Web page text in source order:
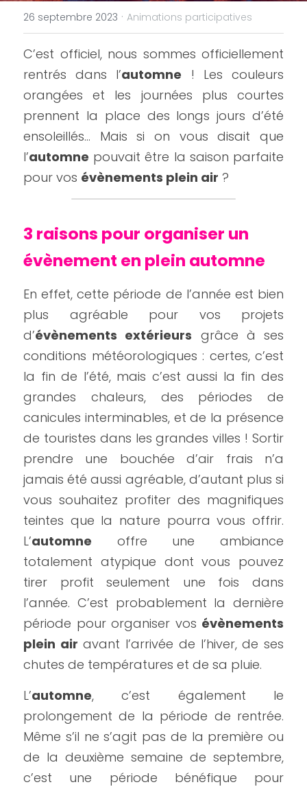
26 septembre 2023 · Animations participatives
C’est officiel, nous sommes officiellement
rentrés dans l’automne ! Les couleurs
orangées et les journées plus courtes
prennent la place des longs jours d’été
ensoleillés… Mais si on vous disait que
l’automne pouvait être la saison parfaite
pour vos évènements plein air ?
3 raisons pour organiser un
évènement en plein automne
En effet, cette période de l’année est bien
plus agréable pour vos projets
d’évènements extérieurs grâce à ses
conditions météorologiques : certes, c’est
la fin de l’été, mais c’est aussi la fin des
grandes chaleurs, des périodes de
canicules interminables, et de la présence
de touristes dans les grandes villes ! Sortir
prendre une bouchée d’air frais n’a
jamais été aussi agréable, d’autant plus si
vous souhaitez profiter des magnifiques
teintes que la nature pourra vous offrir.
L’automne offre une ambiance
totalement atypique dont vous pouvez
tirer profit seulement une fois dans
l’année. C’est probablement la dernière
période pour organiser vos évènements
plein air avant l’arrivée de l’hiver, de ses
chutes de températures et de sa pluie.
L’automne, c’est également le
prolongement de la période de rentrée.
Même s’il ne s’agit pas de la première ou
de la deuxième semaine de septembre,
c’est une période bénéfique pour